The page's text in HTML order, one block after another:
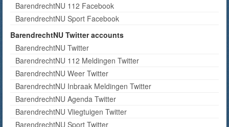
BarendrechtNU 112 Facebook
BarendrechtNU Sport Facebook
BarendrechtNU Twitter accounts
BarendrechtNU Twitter
BarendrechtNU 112 Meldingen Twitter
BarendrechtNU Weer Twitter
BarendrechtNU Inbraak Meldingen Twitter
BarendrechtNU Agenda Twitter
BarendrechtNU Vliegtuigen Twitter
BarendrechtNU Sport Twitter